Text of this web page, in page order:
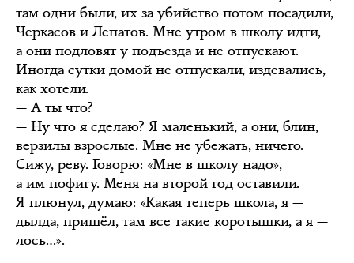
там одни были, их за убийство потом посадили,
Черкасов и Лепатов. Мне утром в школу идти,
а они подловят у подъезда и не отпускают.
Иногда сутки домой не отпускали, издевались,
как хотели.
— А ты что?
— Ну что я сделаю? Я маленький, а они, блин,
верзилы взрослые. Мне не убежать, ничего.
Сижу, реву. Говорю: «Мне в школу надо»,
а им пофигу. Меня на второй год оставили.
Я плюнул, думаю: «Какая теперь школа, я —
дылда, пришёл, там все такие коротышки, а я —
лось…».